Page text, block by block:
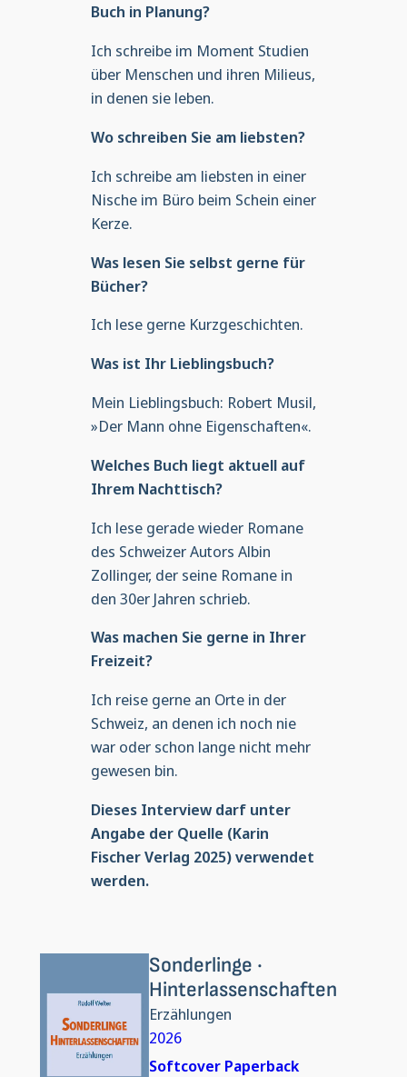
Buch in Planung?
Ich schreibe im Moment Studien
über Menschen und ihren Milieus,
in denen sie leben.
Wo schreiben Sie am liebsten?
Ich schreibe am liebsten in einer
Nische im Büro beim Schein einer
Kerze.
Was lesen Sie selbst gerne für
Bücher?
Ich lese gerne Kurzgeschichten.
Was ist Ihr Lieblingsbuch?
Mein Lieblingsbuch: Robert Musil,
»Der Mann ohne Eigenschaften«.
Welches Buch liegt aktuell auf
Ihrem Nachttisch?
Ich lese gerade wieder Romane
des Schweizer Autors Albin
Zollinger, der seine Romane in
den 30er Jahren schrieb.
Was machen Sie gerne in Ihrer
Freizeit?
Ich reise gerne an Orte in der
Schweiz, an denen ich noch nie
war oder schon lange nicht mehr
gewesen bin.
Dieses Interview darf unter
Angabe der Quelle (Karin
Fischer Verlag 2025) verwendet
werden.
Sonderlinge ·
Hinterlassenschaften
Erzählungen
2026
Softcover Paperback